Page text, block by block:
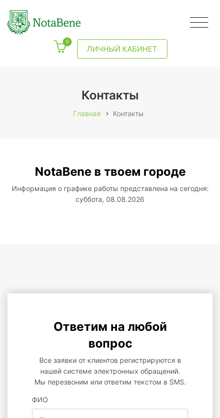
0
ЛИЧНЫЙ КАБИНЕТ
Контакты
Главная Контакты
NotaBene в твоем городе
Информация о графике работы представлена на сегодня:
суббота, 08.08.2026
Ответим на любой
вопрос
Все заявки от клиентов регистрируются в
нашей системе электронных обращений.
Мы перезвоним или ответим текстом в SMS.
ФИО